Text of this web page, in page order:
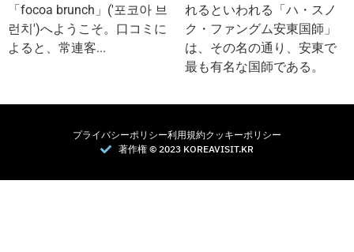
「focoa brunch」('포코아 브
런치')へようこそ。口コミに
よると、常連客...
れるといわれる「ハ・スノ
ク・ファングム安東国師」
は、その名の通り、安東で
最も有名な国師である。
プライバシーポリシー利用規約クッキーポリシー
著作権 © 2023 KOREAVISIT.KR